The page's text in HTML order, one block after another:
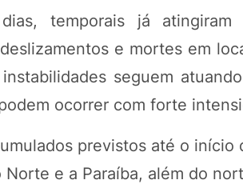
temporais já atingiram
e mortes em
seguem
ocorrer com forte
previstos até o
Norte e a Paraíba, além do